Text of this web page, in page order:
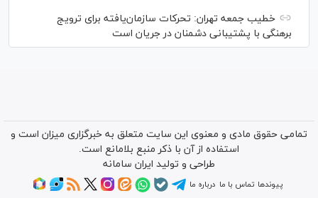
خطیب جمعه تهران: تحرکات سازمان‌یافته برای ترویج
برهنگی با پشتیبانی دشمنان در جریان است
تمامی حقوق مادی و معنوی این سایت متعلق به خبرگزاری میزان است و
استفاده از آن با ذکر منبع بلامانع است.
طراحی و تولید ایران سامانه
پیوندها تماس با ما درباره ما